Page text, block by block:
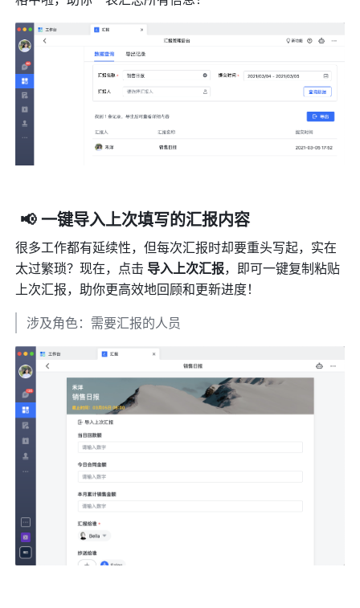
📢 一键导入上次填写的汇报内容
很多工作都有延续性，但每次汇报时却要重头写起，实在
太过繁琐？现在，点击 导入上次汇报，即可一键复制粘贴
上次汇报，助你更高效地回顾和更新进度！
涉及角色：需要汇报的人员